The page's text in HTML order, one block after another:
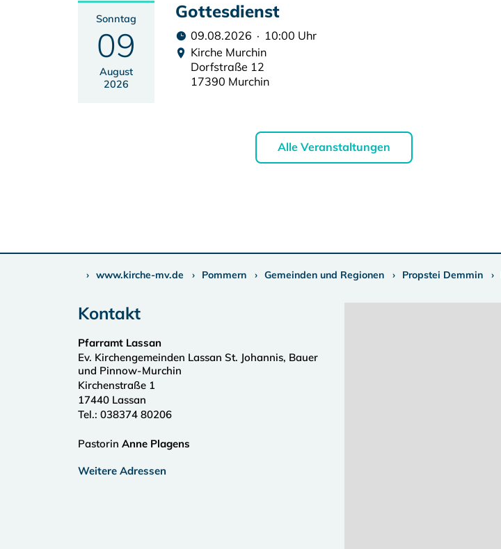
Sonntag
09
August
2026
Gottesdienst
09.08.2026 · 10:00 Uhr
Kirche Murchin
Dorfstraße 12
17390 Murchin
Alle Veranstaltungen
www.kirche-mv.de Pommern Gemeinden und Regionen Propstei Demmin
Kontakt
Pfarramt Lassan
Ev. Kirchengemeinden Lassan St. Johannis, Bauer
und Pinnow-Murchin
Kirchenstraße 1
17440 Lassan
Tel.: 038374 80206
Pastorin Anne Plagens
Weitere Adressen